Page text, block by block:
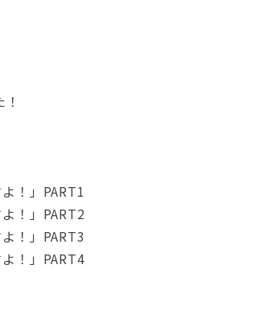
！」PART1
！」PART2
！」PART3
！」PART4